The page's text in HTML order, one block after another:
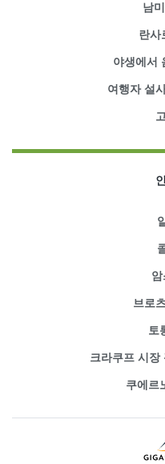
남
란사
야생에서
여행자 설
브로
토
크라쿠프 시장
쿠에르